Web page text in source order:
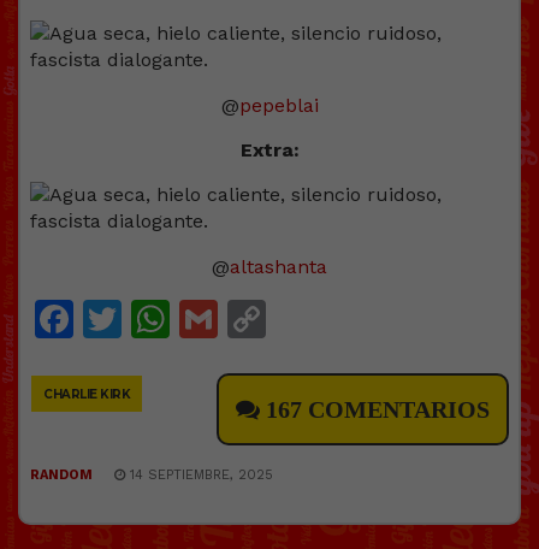
@pepeblai
Extra:
@altashanta
Facebook
Twitter
WhatsApp
Gmail
CHARLIE KIRK
167 COMENTARIOS
RANDOM 14 SEPTIEMBRE, 2025